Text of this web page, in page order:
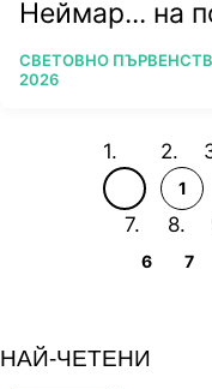
Неймар... на
ПОВЕЧЕ ОТ
СВЕТОВНО
2026
1
6 7
НАЙ-ЧЕТЕНИ